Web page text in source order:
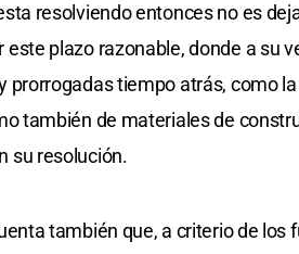
resolviendo entonces no es
este plazo razonable, donde a su
prorrogadas tiempo atrás, como
también de materiales de
su resolución.
también que, a criterio de los